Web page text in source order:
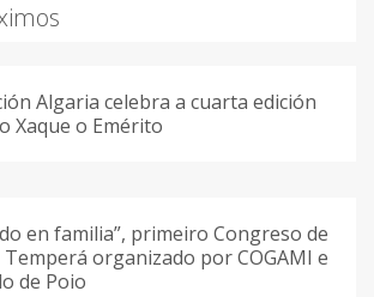
Algaria celebra a cuarta edición
Xaque o Emérito
en familia”, primeiro Congreso de
organizado por COGAMI e
de Poio